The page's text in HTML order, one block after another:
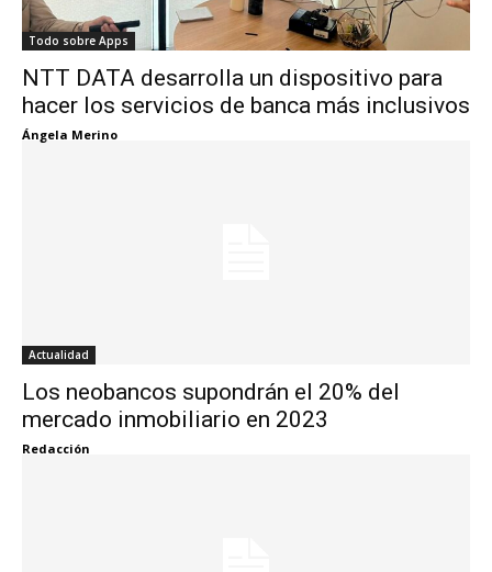
Todo sobre Apps
NTT DATA desarrolla un dispositivo para
hacer los servicios de banca más inclusivos
Ángela Merino
Actualidad
Los neobancos supondrán el 20% del
mercado inmobiliario en 2023
Redacción